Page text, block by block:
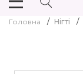
Головна Нігті